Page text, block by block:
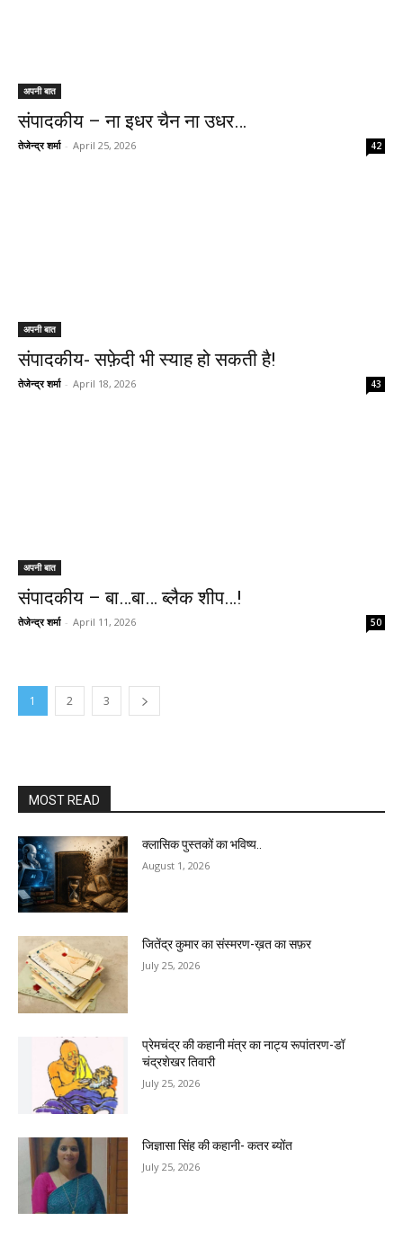
अपनी बात
संपादकीय – ना इधर चैन ना उधर…
तेजेन्द्र शर्मा - April 25, 2026 42
अपनी बात
संपादकीय- सफ़ेदी भी स्याह हो सकती है!
तेजेन्द्र शर्मा - April 18, 2026 43
अपनी बात
संपादकीय – बा…बा… ब्लैक शीप…!
तेजेन्द्र शर्मा - April 11, 2026 50
1 2 3
MOST READ
क्लासिक पुस्तकों का भविष्य..
August 1, 2026
जितेंद्र कुमार का संस्मरण-ख़त का सफ़र
July 25, 2026
प्रेमचंद्र की कहानी मंत्र का नाट्य रूपांतरण-डॉ
चंद्रशेखर तिवारी
July 25, 2026
जिज्ञासा सिंह की कहानी- कतर ब्योंत
July 25, 2026